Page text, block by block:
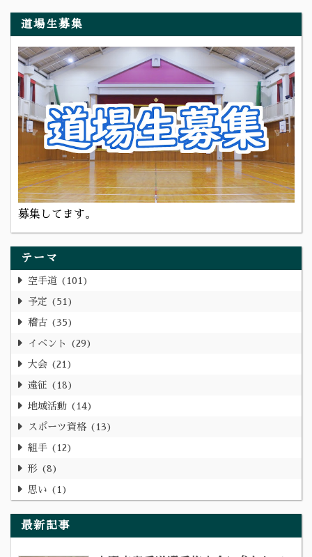
道場生募集
募集してます。
テーマ
空手道 101
予定 51
稽古 35
イベント 29
大会 21
遠征 18
地域活動 14
スポーツ資格 13
組手 12
形 8
思い 1
最新記事